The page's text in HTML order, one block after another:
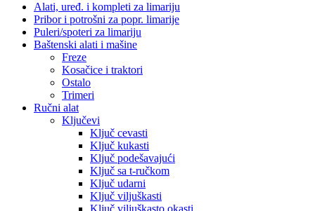
Alati, uređ. i kompleti za limariju
Pribor i potrošni za popr. limarije
Puleri/spoteri za limariju
Baštenski alati i mašine
Freze
Kosačice i traktori
Ostalo
Trimeri
Ručni alat
Ključevi
Ključ cevasti
Ključ kukasti
Ključ podešavajući
Ključ sa t-ručkom
Ključ udarni
Ključ viljuškasti
Ključ viljuškasto okasti